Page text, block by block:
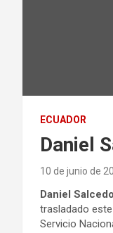
ECUADOR
Daniel
10 de junio de
Daniel
trasladado
Servicio